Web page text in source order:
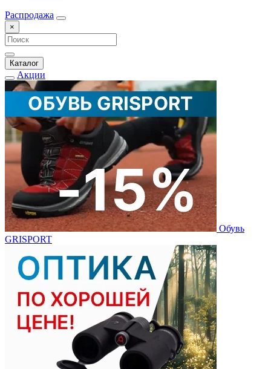
Распродажа
×
Каталог
Акции
Обувь
GRISPORT